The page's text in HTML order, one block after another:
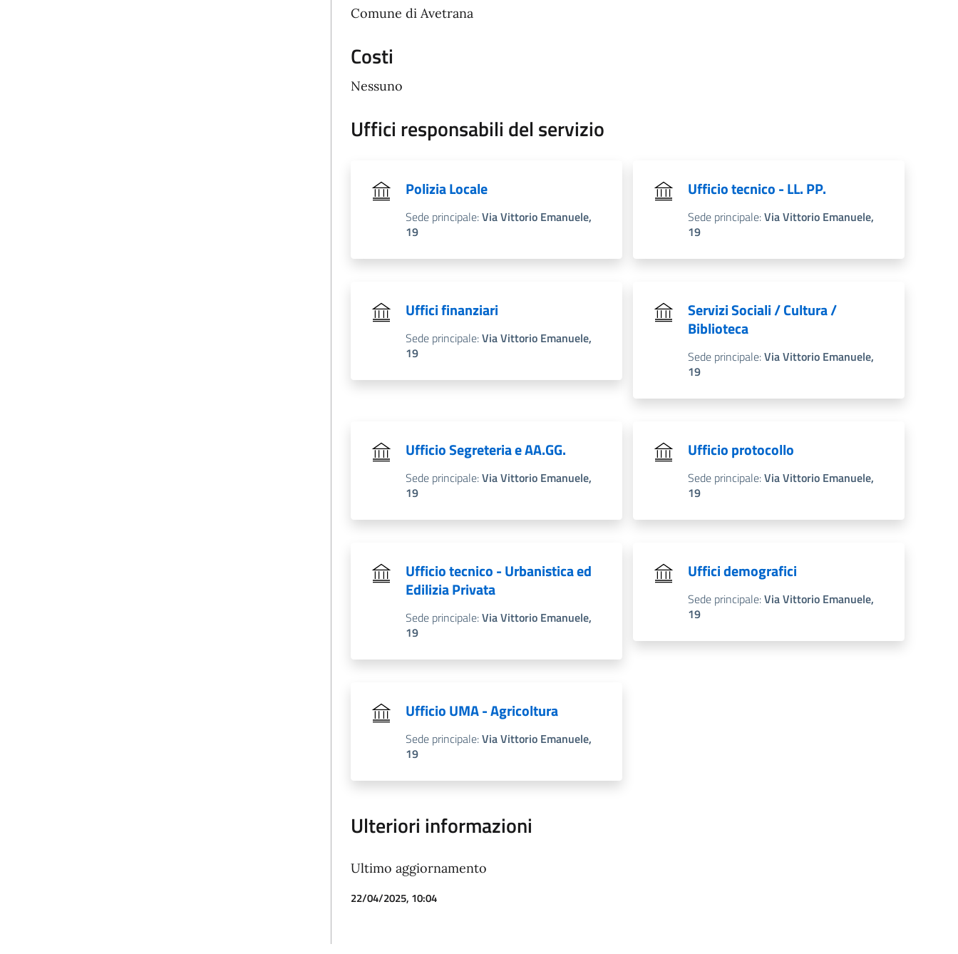
Comune di Avetrana
Costi
Nessuno
Uffici responsabili del servizio
Polizia Locale
Sede principale:Via Vittorio Emanuele,
19
Ufficio tecnico - LL. PP.
Sede principale:Via Vittorio Emanuele,
19
Uffici finanziari
Sede principale:Via Vittorio Emanuele,
19
Servizi Sociali / Cultura /
Biblioteca
Sede principale:Via Vittorio Emanuele,
19
Ufficio Segreteria e AA.GG.
Sede principale:Via Vittorio Emanuele,
19
Ufficio protocollo
Sede principale:Via Vittorio Emanuele,
19
Ufficio tecnico - Urbanistica ed
Edilizia Privata
Sede principale:Via Vittorio Emanuele,
19
Uffici demografici
Sede principale:Via Vittorio Emanuele,
19
Ufficio UMA - Agricoltura
Sede principale:Via Vittorio Emanuele,
19
Ulteriori informazioni
Ultimo aggiornamento
22/04/2025, 10:04